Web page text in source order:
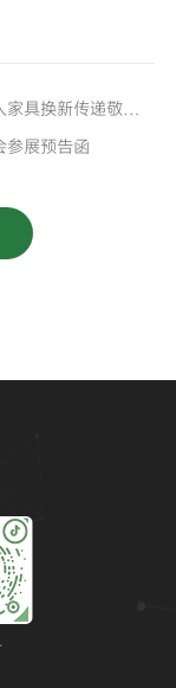
上一篇: 汇珏科技集团出资助力陶宅村百岁老人家具换新传递敬老温情
参展预告函